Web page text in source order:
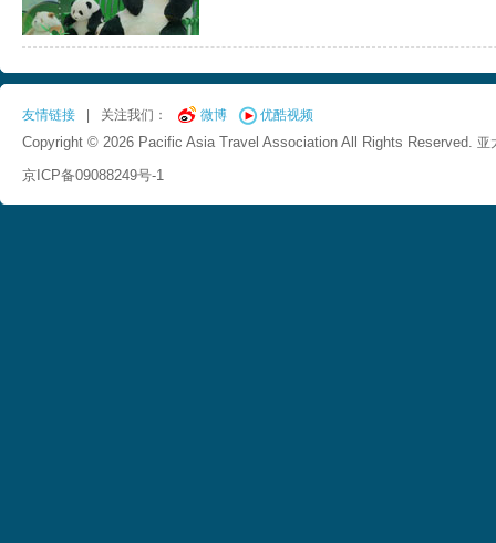
友情链接 关注我们： 微博 优酷视频
Copyright © 2026 Pacific Asia Travel Association All Rights Reserved. 亚
京ICP备09088249号-1